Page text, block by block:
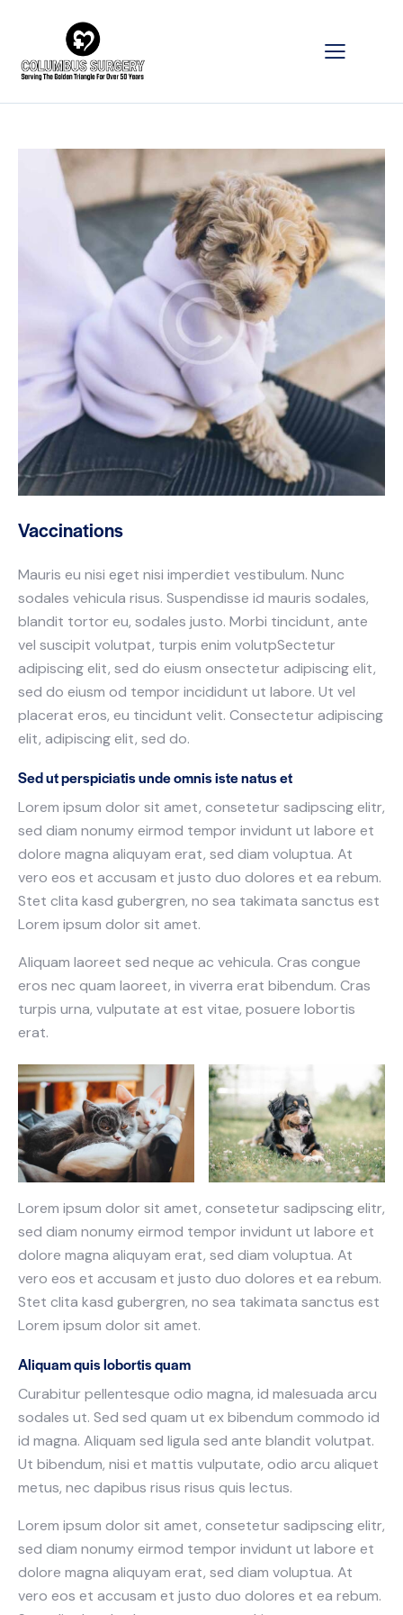
Vaccinations
Mauris eu nisi eget nisi imperdiet vestibulum. Nunc
sodales vehicula risus. Suspendisse id mauris sodales,
blandit tortor eu, sodales justo. Morbi tincidunt, ante
vel suscipit volutpat, turpis enim volutpSectetur
adipiscing elit, sed do eiusm onsectetur adipiscing elit,
sed do eiusm od tempor incididunt ut labore. Ut vel
placerat eros, eu tincidunt velit. Consectetur adipiscing
elit, adipiscing elit, sed do.
Sed ut perspiciatis unde omnis iste natus et
Lorem ipsum dolor sit amet, consetetur sadipscing elitr,
sed diam nonumy eirmod tempor invidunt ut labore et
dolore magna aliquyam erat, sed diam voluptua. At
vero eos et accusam et justo duo dolores et ea rebum.
Stet clita kasd gubergren, no sea takimata sanctus est
Lorem ipsum dolor sit amet.
Aliquam laoreet sed neque ac vehicula. Cras congue
eros nec quam laoreet, in viverra erat bibendum. Cras
turpis urna, vulputate at est vitae, posuere lobortis
erat.
Lorem ipsum dolor sit amet, consetetur sadipscing elitr,
sed diam nonumy eirmod tempor invidunt ut labore et
dolore magna aliquyam erat, sed diam voluptua. At
vero eos et accusam et justo duo dolores et ea rebum.
Stet clita kasd gubergren, no sea takimata sanctus est
Lorem ipsum dolor sit amet.
Aliquam quis lobortis quam
Curabitur pellentesque odio magna, id malesuada arcu
sodales ut. Sed sed quam ut ex bibendum commodo id
id magna. Aliquam sed ligula sed ante blandit volutpat.
Ut bibendum, nisi et mattis vulputate, odio arcu aliquet
metus, nec dapibus risus risus quis lectus.
Lorem ipsum dolor sit amet, consetetur sadipscing elitr,
sed diam nonumy eirmod tempor invidunt ut labore et
dolore magna aliquyam erat, sed diam voluptua. At
vero eos et accusam et justo duo dolores et ea rebum.